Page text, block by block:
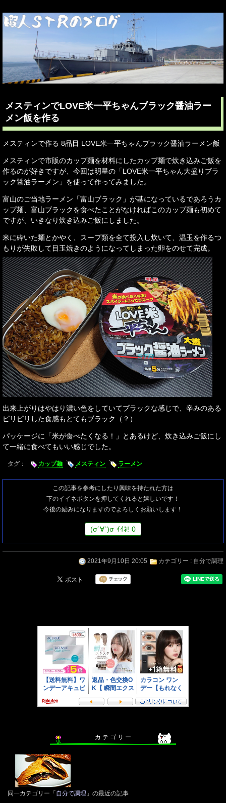
メスティンでLOVE米一平ちゃんブラック醤油ラー
メン飯を作る
メスティンで作る 8品目 LOVE米一平ちゃんブラック醤油ラーメン飯
メスティンで市販のカップ麺を材料にしたカップ麺で炊き込みご飯を
作るのが好きですが、今回は明星の「LOVE米一平ちゃん大盛りブラ
ック醤油ラーメン」を使って作ってみました。
富山のご当地ラーメン「富山ブラック」が基になっているであろうカ
ップ麺、富山ブラックを食べたことがなければこのカップ麺も初めて
ですが、いきなり炊き込みご飯にしました。
米に砕いた麺とかやく、スープ類を全て投入し炊いて、温玉を作るつ
もりが失敗して目玉焼きのようになってしまった卵をのせて完成。
出来上がりはやはり濃い色をしていてブラックな感じで、辛みのある
ピリピリした食感もとてもブラック（？）
パッケージに「米が食べたくなる！」とあるけど、炊き込みご飯にし
て一緒に食べてもいい感じでした。
タグ： カップ麺 メスティン ラーメン
この記事を参考にしたり興味を持たれた方は
下のイイネボタンを押してくれると嬉しいです！
今後の励みになりますのでよろしくお願いします！
(σ´∀`)σ ｲｲﾈ! 0
2021年9月10日 20:05 カテゴリー : 自分で調理
カ テ ゴ リ ー
同一カテゴリー「自分で調理 」の最近の記事